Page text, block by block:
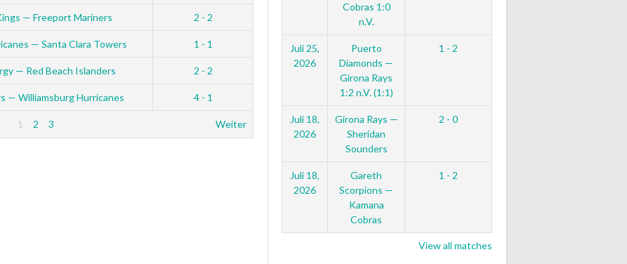
— Freeport Mariners 2 - 2
— Santa Clara Towers 1 - 1
— Red Beach Islanders 2 - 2
— Williamsburg Hurricanes 4 - 1
1 2 3 Weiter
Cobras 1:0
n.V.
Juli 25,
2026
Puerto
Diamonds —
Girona Rays
1:2 n.V. (1:1)
1 - 2
Juli 18,
2026
Girona Rays —
Sheridan
Sounders
2 - 0
Juli 18,
2026
Gareth
Scorpions —
Kamana
Cobras
1 - 2
View all matches